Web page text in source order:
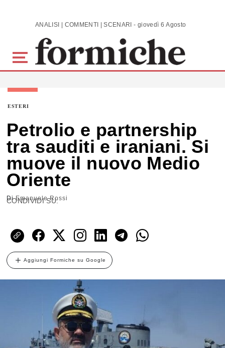
Skip to main content ANALISI | COMMENTI | SCENARI - giovedì 6 Agosto 2026
ESTERI
Petrolio e partnership
tra sauditi e iraniani. Si
muove il nuovo Medio
Oriente
DiEmanuele Rossi
CONDIVIDI SU:
Aggiungi Formiche su Google